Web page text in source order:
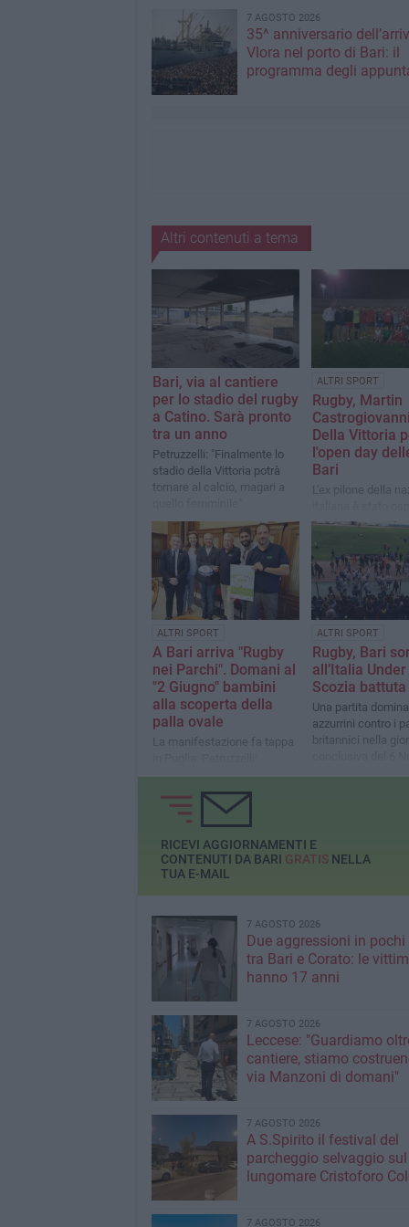
7 AGOSTO 2026
35^ anniversario
Vlora nel porto di Bari: il
programma degli
Altri contenuti a tema
Bari, via al cantiere
per lo stadio del rugby
a Catino. Sarà pronto
tra un anno
Petruzzelli: "Finalmente lo
stadio della Vittoria potrà
tornare al calcio, magari a
ALTRI SPORT
Rugby, Martin
Della Vittoria
l'open day
Bari
L'ex pilone della
squadra locale per
incontro con i
ALTRI SPORT
A Bari arriva "Rugby
nei Parchi". Domani al
"2 Giugno" bambini
alla scoperta della
palla ovale
La manifestazione fa tappa
«Avvicinare i più piccoli a
uno sport bello e corretto»
ALTRI SPORT
Rugby, Bari
all’Italia
Scozia battuta
Una partita
azzurrini contro i
britannici nella
conclusiva del 6
RICEVI AGGIORNAMENTI E
CONTENUTI DA BARI GRATISNELLA
TUA E-MAIL
7 AGOSTO 2026
Due aggressioni in pochi
tra Bari e Corato: le
hanno 17 anni
7 AGOSTO 2026
Leccese: "Guardiamo
cantiere, stiamo
via Manzoni di domani"
7 AGOSTO 2026
A S.Spirito il festival del
parcheggio selvaggio sul
lungomare Cristoforo
7 AGOSTO 2026